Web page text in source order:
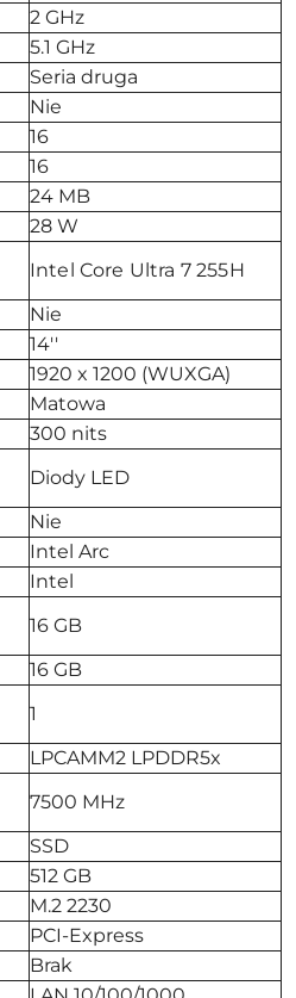
2 GHz
5.1 GHz
Seria druga
Nie
16
16
24 MB
28 W
Intel Core Ultra 7 255H
Nie
14''
1920 x 1200 (WUXGA)
Matowa
300 nits
Diody LED
Nie
Intel Arc
Intel
16 GB
16 GB
1
LPCAMM2 LPDDR5x
7500 MHz
SSD
512 GB
M.2 2230
PCI-Express
Brak